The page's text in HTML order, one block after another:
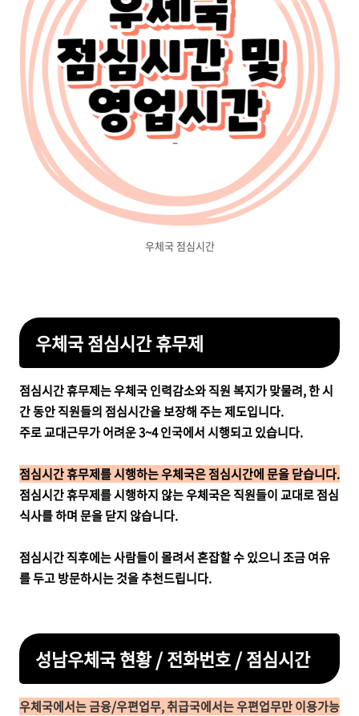
우체국 점심시간
우체국 점심시간 휴무제
점심시간 휴무제는우체국 인력감소와 직원 복지가 맞물려, 한 시
간 동안 직원들의 점심시간을 보장해 주는 제도입니다.
주로 교대근무가 어려운 3~4 인국에서 시행되고 있습니다.
점심시간 휴무제를 시행하는 우체국은 점심시간에 문을 닫습니다.
점심시간 휴무제를 시행하지 않는 우체국은 직원들이 교대로 점심
식사를 하며 문을 닫지 않습니다.
점심시간 직후에는 사람들이 몰려서 혼잡할 수 있으니 조금 여유
를 두고 방문하시는 것을 추천드립니다.
성남우체국 현황 / 전화번호 / 점심시간
우체국에서는 금융/우편업무, 취급국에서는 우편업무만 이용가능